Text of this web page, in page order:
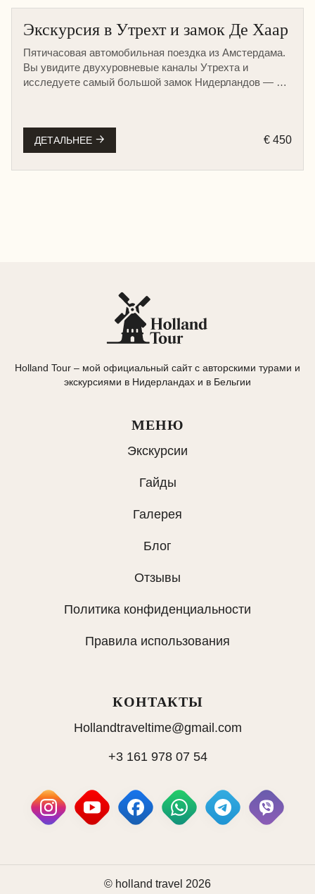
Экскурсия в Утрехт и замок Де Хаар
Пятичасовая автомобильная поездка из Амстердама.
Вы увидите двухуровневые каналы Утрехта и
исследуете самый большой замок Нидерландов — Де
ДЕТАЛЬНЕЕ € 450
Holland Tour – мой официальный сайт с авторскими турами и
экскурсиями в Нидерландах и в Бельгии
МЕНЮ
Экскурсии
Гайды
Галерея
Блог
Отзывы
Политика конфиденциальности
Правила использования
КОНТАКТЫ
Hollandtraveltime@gmail.com
+3 161 978 07 54
© holland travel 2026